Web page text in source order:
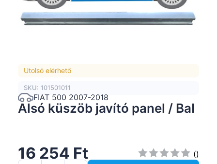
Utolsó elérhető
SKU: 101501011
FIAT 500 2007-2018
Alsó küszöb javító panel / Bal
16 254 Ft
()